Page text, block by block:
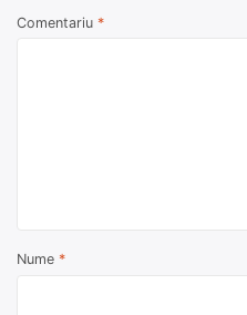
Comentariu *
Nume *